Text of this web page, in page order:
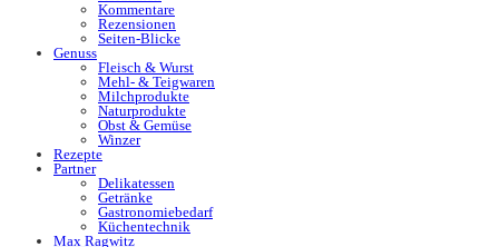
Kommentare
Rezensionen
Seiten-Blicke
Genuss
Fleisch & Wurst
Mehl- & Teigwaren
Milchprodukte
Naturprodukte
Obst & Gemüse
Winzer
Rezepte
Partner
Delikatessen
Getränke
Gastronomiebedarf
Küchentechnik
Max Ragwitz